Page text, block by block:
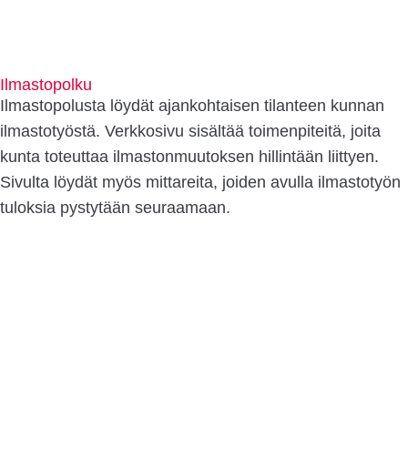
Ilmastopolku
Ilmastopolusta löydät ajankohtaisen tilanteen kunnan
ilmastotyöstä. Verkkosivu sisältää toimenpiteitä, joita
kunta toteuttaa ilmastonmuutoksen hillintään liittyen.
Sivulta löydät myös mittareita, joiden avulla ilmastotyön
tuloksia pystytään seuraamaan.